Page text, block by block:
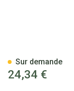
24,34 €
Sur demande